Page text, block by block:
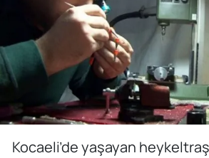
Kocaeli’de yaşayan